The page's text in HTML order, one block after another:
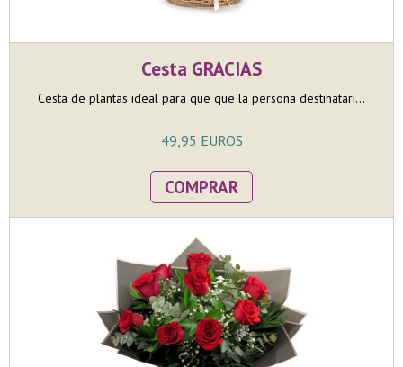
Cesta GRACIAS
Cesta de plantas ideal para que que la persona destinatari...
49,95 EUROS
COMPRAR